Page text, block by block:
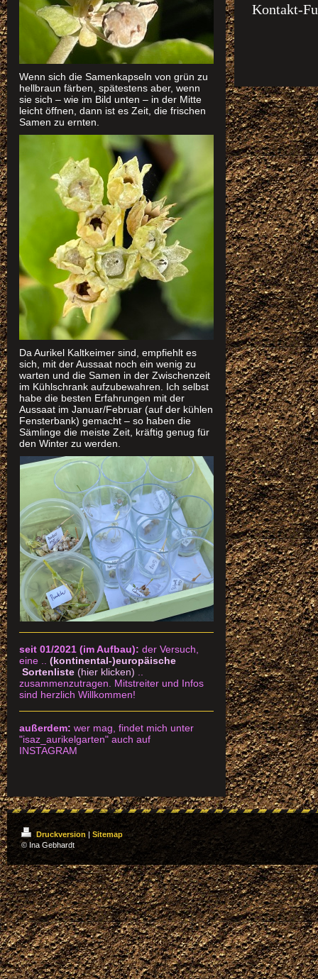
Kontakt-
Wenn sich die Samenkapseln von grün zu
hellbraun färben, spätestens aber, wenn
sie sich – wie im Bild unten – in der Mitte
leicht öffnen, dann ist es Zeit, die frischen
Samen zu ernten.
Da Aurikel Kaltkeimer sind, empfiehlt es
sich, mit der Aussaat noch ein wenig zu
warten und die Samen in der Zwischenzeit
im Kühlschrank aufzubewahren. Ich selbst
habe die besten Erfahrungen mit der
Aussaat im Januar/Februar (auf der kühlen
Fensterbank) gemacht – so haben die
Sämlinge die meiste Zeit, kräftig genug für
den Winter zu werden.
seit 01/2021 (im Aufbau): der Versuch,
eine .. (kontinental-)europäische
Sortenliste (hier klicken)
zusammenzutragen. Mitstreiter und Infos
sind herzlich Willkommen!
außerdem: wer mag, findet mich unter
"isaz_aurikelgarten" auch auf
INSTAGRAM
Druckversion| Sitemap
© Ina Gebhardt